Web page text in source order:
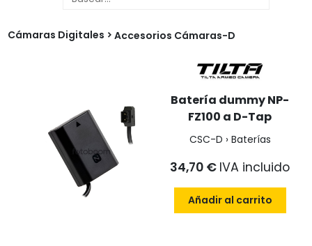
Cámaras Digitales Accesorios Cámaras-D
Batería dummy NP-
FZ100 a D-Tap
CSC-D › Baterías
34,70 € IVA incluido
Añadir al carrito